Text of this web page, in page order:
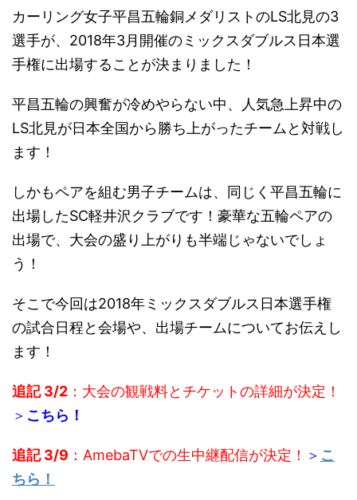
カーリング女子平昌五輪銅メダリストのLS北見の3
選手が、2018年3月開催のミックスダブルス日本選
手権に出場することが決まりました！
平昌五輪の興奮が冷めやらない中、人気急上昇中の
LS北見が日本全国から勝ち上がったチームと対戦し
ます！
しかもペアを組む男子チームは、同じく平昌五輪に
出場したSC軽井沢クラブです！豪華な五輪ペアの
出場で、大会の盛り上がりも半端じゃないでしょ
う！
そこで今回は2018年ミックスダブルス日本選手権
の試合日程と会場や、出場チームについてお伝えし
ます！
追記 3/2 ：大会の観戦料とチケットの詳細が決定！
＞ こちら！
追記 3/9 ：AmebaTVでの生中継配信が決定！ ＞ こ
ちら！